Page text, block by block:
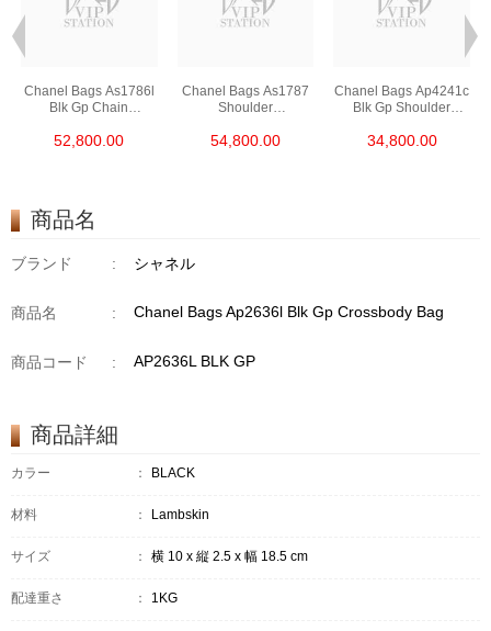
Chanel Bags As1786l
Blk Gp Chain
52,800.00
Chanel Bags As1787
Shoulder
54,800.00
Chanel Bags Ap4241c
Blk Gp Shoulder
/Handbag
34,800.00
商品名
ブランド : シャネル
商品名 : Chanel Bags Ap2636l Blk Gp Crossbody Bag
商品コード : AP2636L BLK GP
商品詳細
カラー ： BLACK
材料 ： Lambskin
サイズ ： 横 10 x 縦 2.5 x 幅 18.5 cm
配達重さ ： 1KG